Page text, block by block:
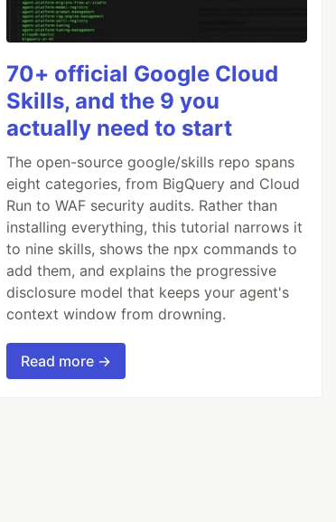
70+ official Google Cloud
Skills, and the 9 you
actually need to start
The open-source google/skills repo spans
eight categories, from BigQuery and Cloud
Run to WAF security audits. Rather than
installing everything, this tutorial narrows it
to nine skills, shows the npx commands to
add them, and explains the progressive
disclosure model that keeps your agent's
context window from drowning.
Read more →